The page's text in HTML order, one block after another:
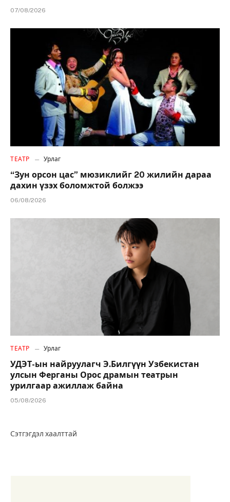
07/08/2026
ТЕАТР Урлаг
“Зун орсон цас” мюзиклийг 20 жилийн дараа
дахин үзэх боломжтой болжээ
06/08/2026
ТЕАТР Урлаг
УДЭТ-ын найруулагч Э.Билгүүн Узбекистан
улсын Ферганы Орос драмын театрын
урилгаар ажиллаж байна
05/08/2026
Сэтгэгдэл хаалттай